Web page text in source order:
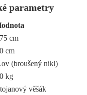
parametry
cm
cm
(broušený nikl)
kg
věšák